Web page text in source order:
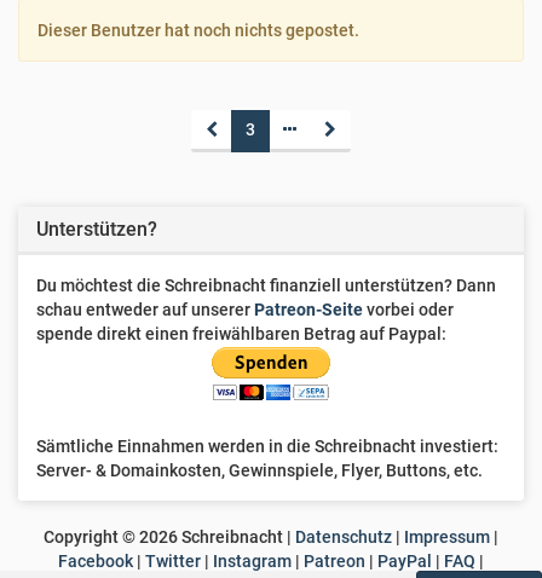
Dieser Benutzer hat noch nichts gepostet.
3
Unterstützen?
Du möchtest die Schreibnacht finanziell unterstützen? Dann
schau entweder auf unsererPatreon-Seitevorbei oder
spende direkt einen freiwählbaren Betrag auf Paypal:
Sämtliche Einnahmen werden in die Schreibnacht investiert:
Server- & Domainkosten, Gewinnspiele, Flyer, Buttons, etc.
Copyright ©2026Schreibnacht | Datenschutz | Impressum |
Facebook | Twitter | Instagram | Patreon | PayPal | FAQ |